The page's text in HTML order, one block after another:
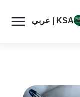
KSA | عربي